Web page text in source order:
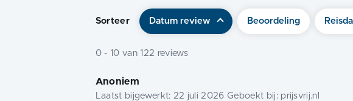
Sorteer Datum review Beoordeling
0 - 10 van 122 reviews
Anoniem
Laatst bijgewerkt: 22 juli 2026 Geboekt bij: prijsvrij.nl